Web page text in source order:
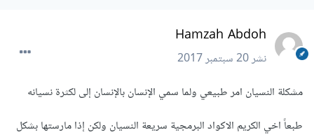
Hamzah Abdoh
نشر20 سبتمبر 2017
مشكلة النسيان امر طبيعي ولما سمي الإنسان بالإنسان إلى لكثرة نسيانه
طبعاً اخي الكريم الاكواد البرمجية سريعة النسيان ولكن إذا مارستها بشكل